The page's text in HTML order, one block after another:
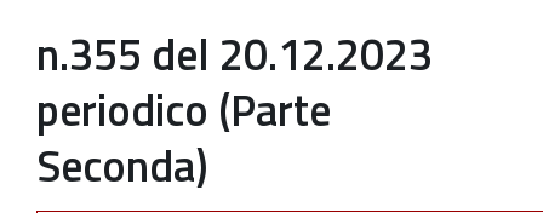
n.355 del 20.12.2023
periodico (Parte
Seconda)